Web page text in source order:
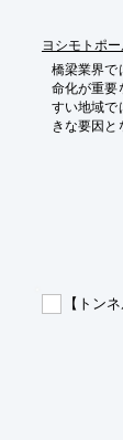
ヨシモトポ
橋梁業界で
命化が重要
すい地域で
きな要因と
能を低下
ります。
おいても
【活用シー
・沿岸部の
・積雪地域
・新設橋梁
【トン